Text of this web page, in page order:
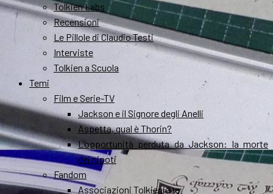
Tolkien Labs
Recensioni
Le Pillole di Claudio Testi
Interviste
Tolkien a Scuola
Temi
Film e Serie-TV
Jackson e il Signore degli Anelli
Aspetta, qual è Thorin?
L’opportunità perduta da Jackson: la morte
dei nipoti
Fandom
Associazioni Tolkieniane